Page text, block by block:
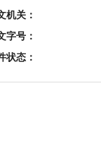
机关：
字号：
状态：